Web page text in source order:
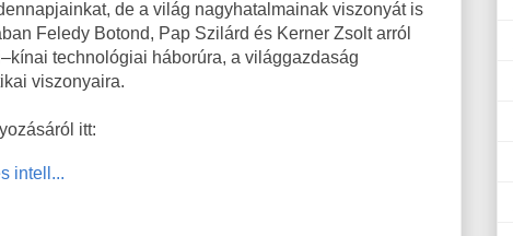
de a világ nagyhatalmainak viszonyát is
Feledy Botond, Pap Szilárd és Kerner Zsolt arról
technológiai háborúra, a világgazdaság
viszonyaira.
itt:
intell...